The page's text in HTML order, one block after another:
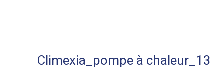
Climexia_pompe à chaleur_13